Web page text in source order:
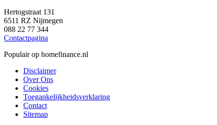
Hertogstraat 131
6511 RZ Nijmegen
088 22 77 344
Contactpagina
Populair op homefinance.nl
Disclaimer
Over Ons
Cookies
Toegankelijkheidsverklaring
Contact
Sitemap